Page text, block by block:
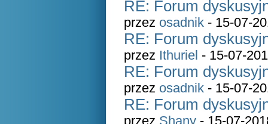
RE: Forum
przez osadnik - 15-07-
RE: Forum
przez Ithuriel - 15-07-
RE: Forum
przez osadnik - 15-07-
RE: Forum
przez Shany - 15-07-